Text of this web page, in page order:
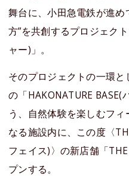
舞台に、小田急電鉄が進め
方”を共創するプロジェク
ャー)」。
そのプロジェクトの一環
の「HAKONATURE
う、自然体験を楽しむフ
なる施設内に、この度〈
フェイス)〉の新店舗「
プンする。